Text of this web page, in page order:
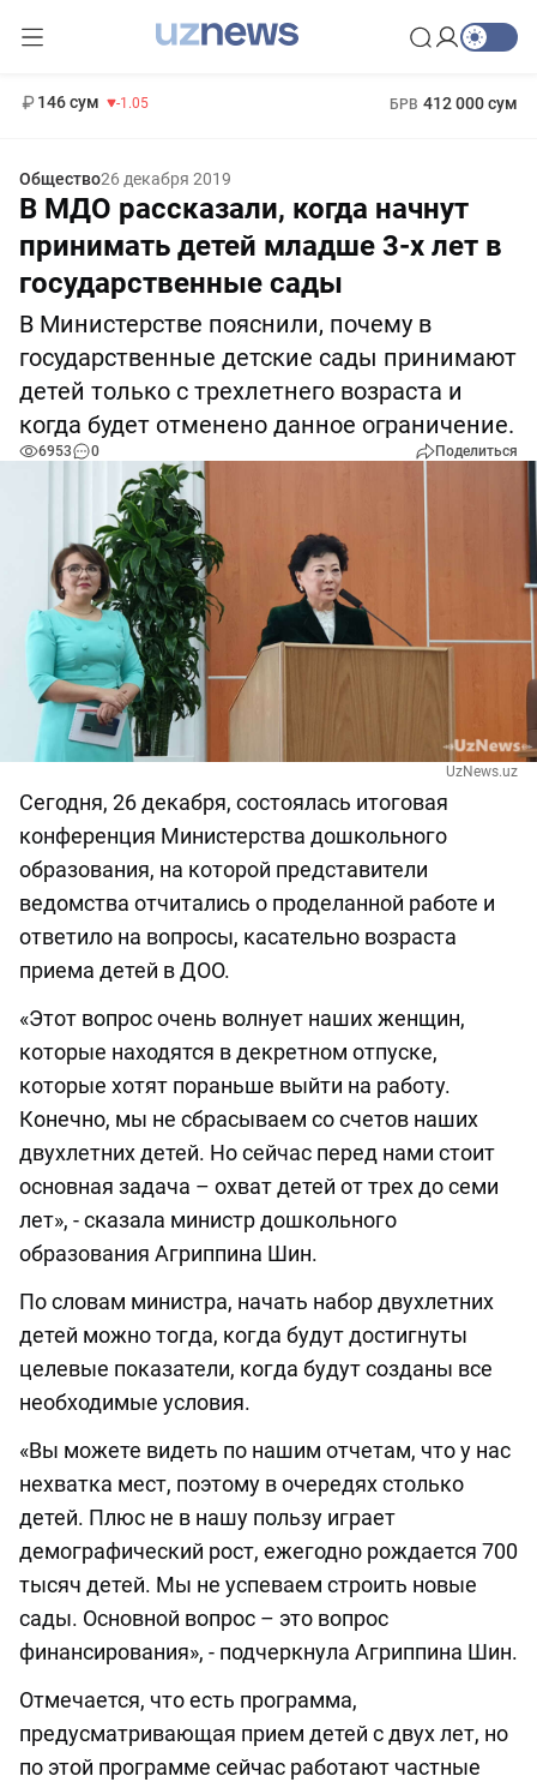
146 сум -1.05 БРВ 412 000 сум
Общество26 декабря 2019
В МДО рассказали, когда начнут
принимать детей младше 3-х лет в
государственные сады
В Министерстве пояснили, почему в
государственные детские сады принимают
детей только с трехлетнего возраста и
когда будет отменено данное ограничение.
6953 0 Поделиться
UzNews.uz
Сегодня, 26 декабря, состоялась итоговая
конференция Министерства дошкольного
образования, на которой представители
ведомства отчитались о проделанной работе и
ответило на вопросы, касательно возраста
приема детей в ДОО.
«Этот вопрос очень волнует наших женщин,
которые находятся в декретном отпуске,
которые хотят пораньше выйти на работу.
Конечно, мы не сбрасываем со счетов наших
двухлетних детей. Но сейчас перед нами стоит
основная задача – охват детей от трех до семи
лет», - сказала министр дошкольного
образования Агриппина Шин.
По словам министра, начать набор двухлетних
детей можно тогда, когда будут достигнуты
целевые показатели, когда будут созданы все
необходимые условия.
«Вы можете видеть по нашим отчетам, что у нас
нехватка мест, поэтому в очередях столько
детей. Плюс не в нашу пользу играет
демографический рост, ежегодно рождается 700
тысяч детей. Мы не успеваем строить новые
сады. Основной вопрос – это вопрос
финансирования», - подчеркнула Агриппина Шин.
Отмечается, что есть программа,
предусматривающая прием детей с двух лет, но
по этой программе сейчас работают частные